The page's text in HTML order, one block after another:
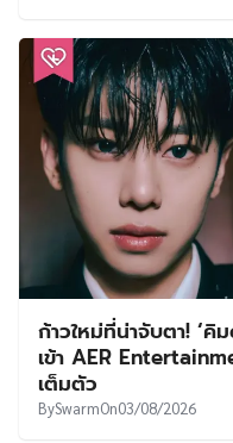
ก้าวใหม่ที่น่าจับตา! ‘
เข้า AER
เต็มตัว
BySwarmOn03/08/2026